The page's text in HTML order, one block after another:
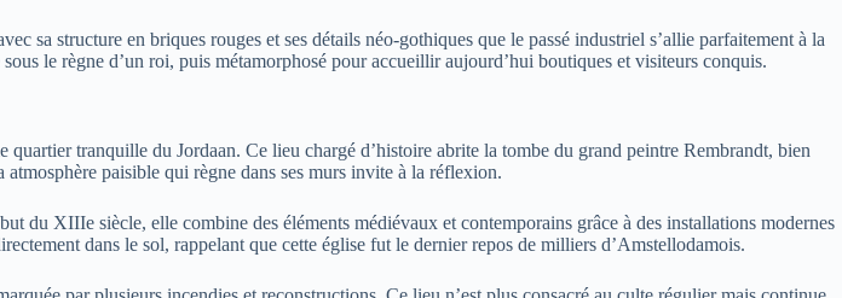
sa structure en briques rouges et ses détails néo-gothiques que le passé industriel s’allie parfaitement à la
le règne d’un roi, puis métamorphosé pour accueillir aujourd’hui boutiques et visiteurs conquis.
tranquille du Jordaan. Ce lieu chargé d’histoire abrite la tombe du grand peintre Rembrandt, bien
paisible qui règne dans ses murs invite à la réflexion.
du XIIIe siècle, elle combine des éléments médiévaux et contemporains grâce à des installations modernes
dans le sol, rappelant que cette église fut le dernier repos de milliers d’Amstellodamois.